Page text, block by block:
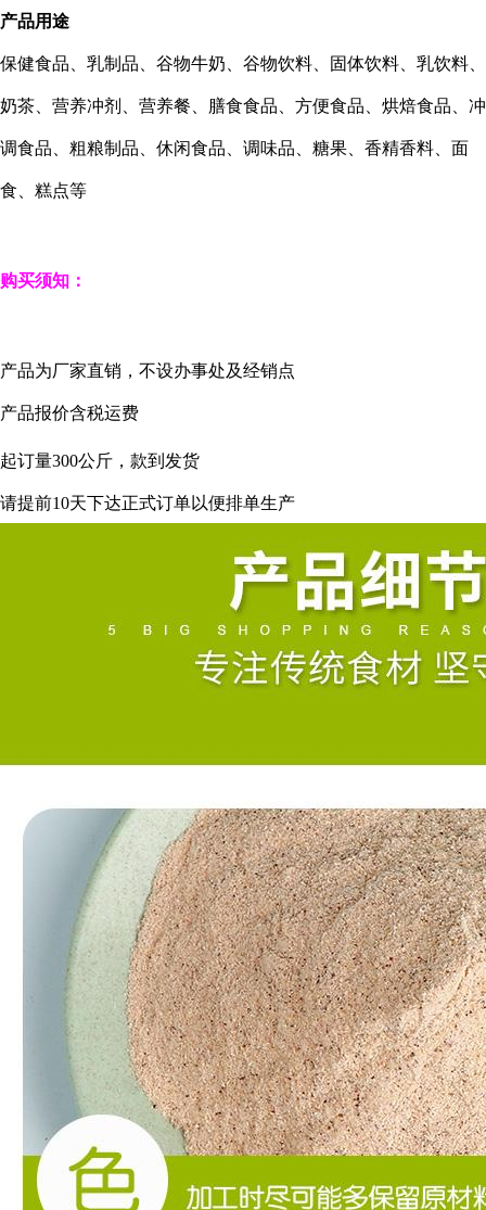
产品用途
保健食品、乳制品、谷物牛奶、谷物饮料、固体饮料、乳饮料、
奶茶、营养冲剂、营养餐、膳食食品、方便食品、烘焙食品、冲
调食品、粗粮制品、休闲食品、调味品、糖果、香精香料、面
食、糕点等
购买须知：
产品为厂家直销，不设办事处及经销点
产品报价含税运费
起订量300公斤，款到发货
请提前10天下达正式订单以便排单生产